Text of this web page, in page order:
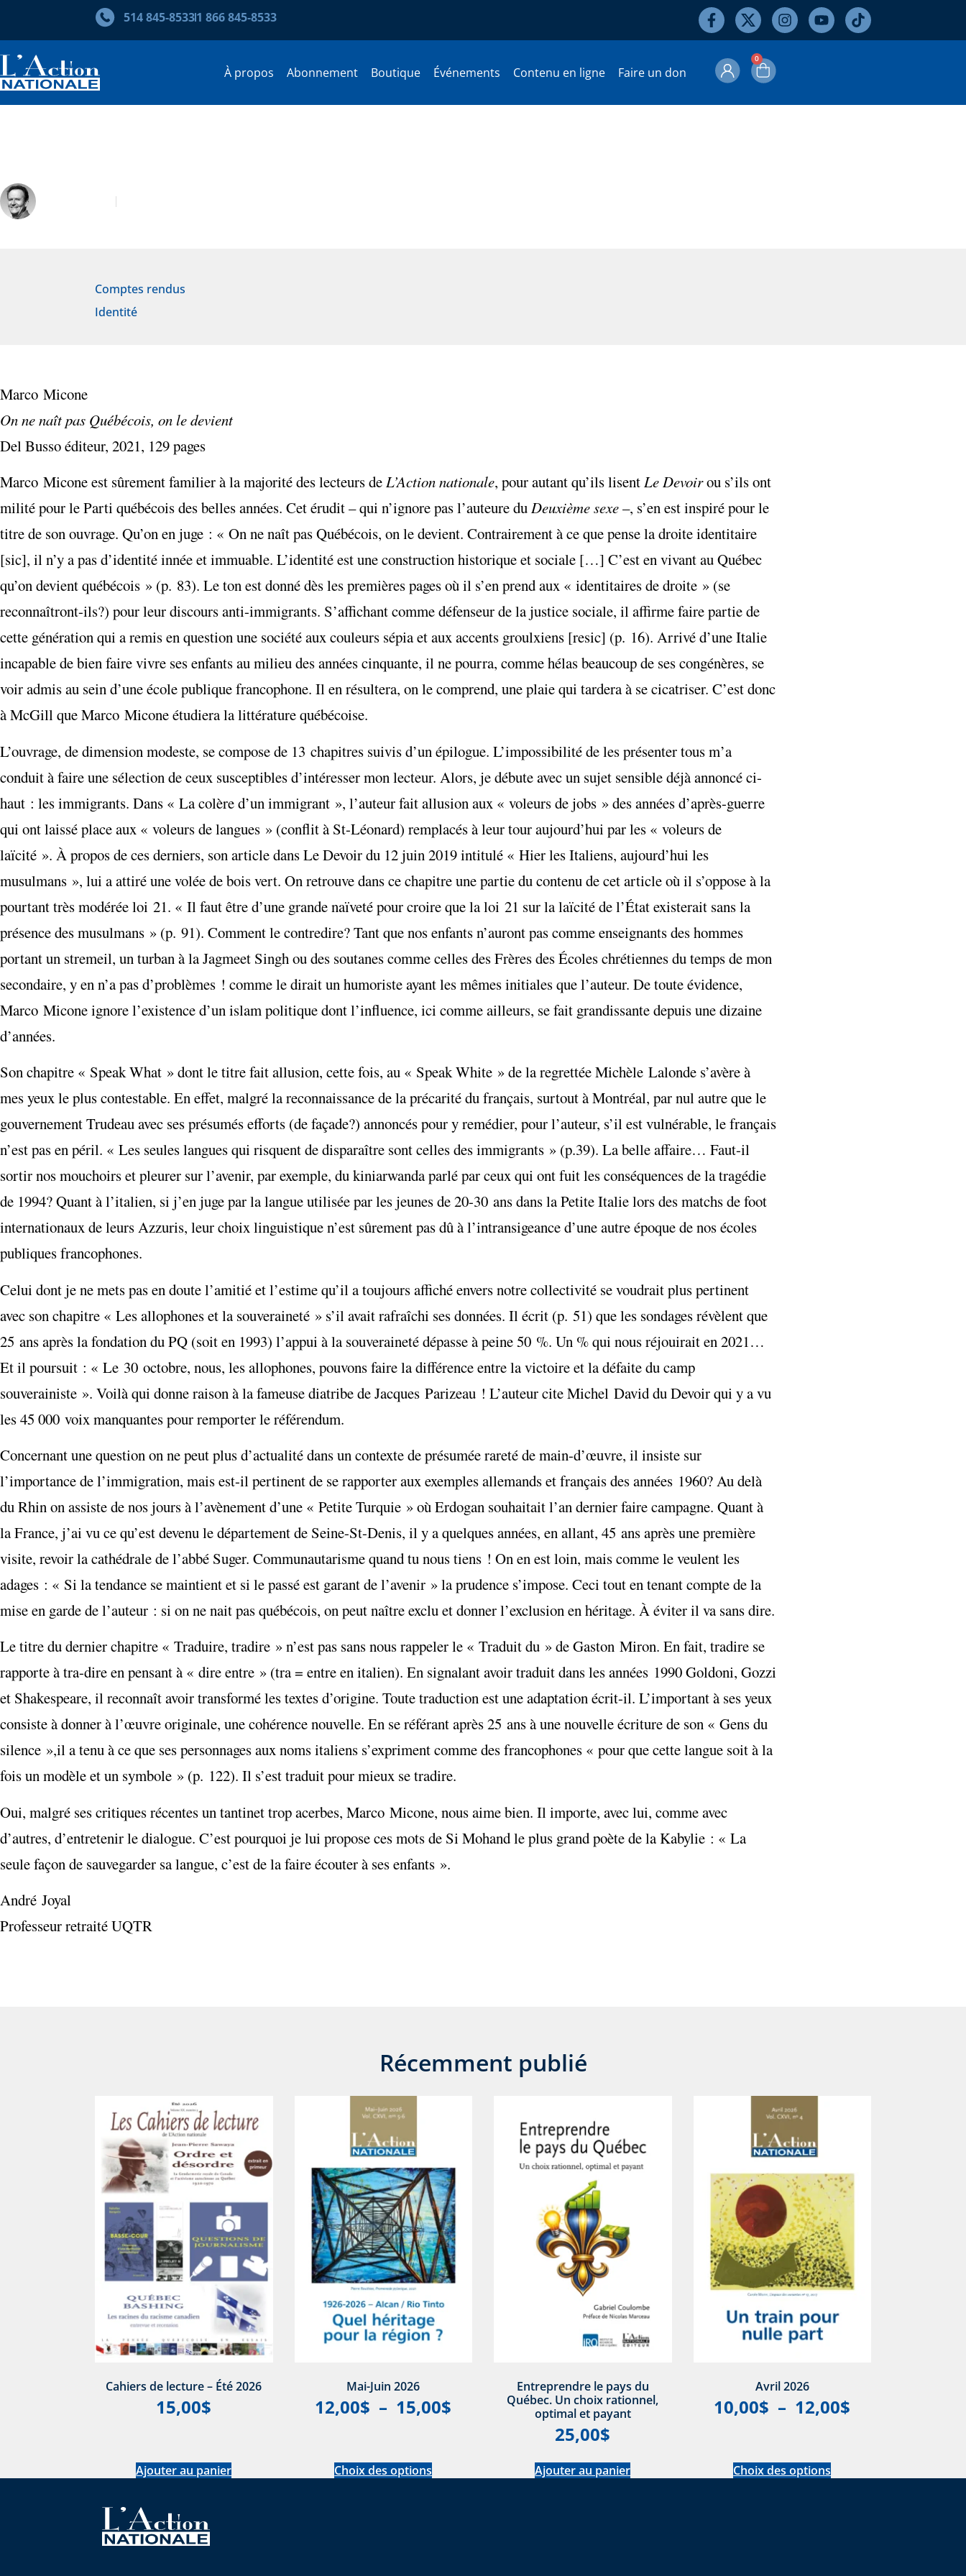
514 845‑85331 866 845‑8533
À propos Abonnement Boutique Événements Contenu en ligne Faire un don
0
Comptes rendus
Identité
Marco Micone
On ne naît pas Québécois, on le devient
Del Busso éditeur, 2021, 129 pages
Marco Micone est sûrement familier à la majorité des lecteurs deL’Action nationale, pour autant qu’ils lisentLe Devoirou s’ils ont
milité pour le Parti québécois des belles années. Cet érudit – qui n’ignore pas l’auteure duDeuxième sexe–, s’en est inspiré pour le
titre de son ouvrage. Qu’on en juge : « On ne naît pas Québécois, on le devient. Contrairement à ce que pense la droite identitaire
[sic], il n’y a pas d’identité innée et immuable. L’identité est une construction historique et sociale […] C’est en vivant au Québec
qu’on devient québécois » (p. 83). Le ton est donné dès les premières pages où il s’en prend aux « identitaires de droite » (se
reconnaîtront-ils?) pour leur discours anti-immigrants. S’affichant comme défenseur de la justice sociale, il affirme faire partie de
cette génération qui a remis en question une société aux couleurs sépia et aux accents groulxiens [resic] (p. 16). Arrivé d’une Italie
incapable de bien faire vivre ses enfants au milieu des années cinquante, il ne pourra, comme hélas beaucoup de ses congénères, se
voir admis au sein d’une école publique francophone. Il en résultera, on le comprend, une plaie qui tardera à se cicatriser. C’est donc
à McGill que Marco Micone étudiera la littérature québécoise.
L’ouvrage, de dimension modeste, se compose de 13 chapitres suivis d’un épilogue. L’impossibilité de les présenter tous m’a
conduit à faire une sélection de ceux susceptibles d’intéresser mon lecteur. Alors, je débute avec un sujet sensible déjà annoncé ci-
haut : les immigrants. Dans « La colère d’un immigrant », l’auteur fait allusion aux « voleurs de jobs » des années d’après-guerre
qui ont laissé place aux « voleurs de langues » (conflit à St-Léonard) remplacés à leur tour aujourd’hui par les « voleurs de
laïcité ». À propos de ces derniers, son article dans Le Devoir du 12 juin 2019 intitulé « Hier les Italiens, aujourd’hui les
musulmans », lui a attiré une volée de bois vert. On retrouve dans ce chapitre une partie du contenu de cet article où il s’oppose à la
pourtant très modérée loi 21. « Ilfaut être d’une grande naïveté pour croire que la loi 21 sur la laïcité de l’État existerait sans la
présence des musulmans » (p. 91). Comment le contredire? Tant que nos enfants n’auront pas comme enseignants des hommes
portant un stremeil, un turban à la Jagmeet Singh ou des soutanes comme celles des Frères des Écoles chrétiennes du temps de mon
secondaire, y en n’a pas d’problèmes ! comme le dirait un humoriste ayant les mêmes initiales que l’auteur. De toute évidence,
Marco Micone ignore l’existence d’un islam politique dont l’influence, ici comme ailleurs, se fait grandissante depuis une dizaine
d’années.
Son chapitre « Speak What » dont le titre fait allusion, cette fois, au « Speak White » de la regrettée Michèle Lalonde s’avère à
mes yeux le plus contestable. En effet, malgré la reconnaissance de la précarité du français, surtout à Montréal, par nul autre que le
gouvernement Trudeau avec ses présumés efforts (de façade?) annoncés pour y remédier, pour l’auteur, s’il est vulnérable, le français
n’est pas en péril. « Les seules langues qui risquent de disparaître sont celles des immigrants » (p.39). La belle affaire… Faut-il
sortir nos mouchoirs et pleurer sur l’avenir, par exemple, du kiniarwanda parlé par ceux qui ont fuit les conséquences de la tragédie
de 1994? Quant à l’italien, si j’en juge par la langue utilisée par les jeunes de 20-30 ans dans la Petite Italie lors des matchs de foot
internationaux de leurs Azzuris, leur choix linguistique n’est sûrement pas dû à l’intransigeance d’une autre époque de nos écoles
publiques francophones.
Celui dont je ne mets pas en doute l’amitié et l’estime qu’il a toujours affiché envers notre collectivité se voudrait plus pertinent
avec son chapitre « Les allophones et la souveraineté » s’il avait rafraîchi ses données. Il écrit (p. 51) que les sondages révèlent que
25 ans après la fondation du PQ (soit en 1993) l’appui à la souveraineté dépasse à peine 50 %. Un % qui nous réjouirait en 2021…
Et il poursuit : « Le 30 octobre, nous, les allophones, pouvons faire la différence entre la victoire et la défaite du camp
souverainiste ». Voilà qui donne raison à la fameuse diatribe de Jacques Parizeau ! L’auteur cite Michel David du Devoir qui y a vu
les 45 000 voix manquantes pour remporter le référendum.
Concernant une question on ne peut plus d’actualité dans un contexte de présumée rareté de main-d’œuvre, il insiste sur
l’importance de l’immigration, mais est-il pertinent de se rapporter aux exemples allemands et français des années 1960? Au delà
du Rhin on assiste de nos jours à l’avènement d’une « Petite Turquie » où Erdogan souhaitait l’an dernier faire campagne. Quant à
la France, j’ai vu ce qu’est devenu le département de Seine-St-Denis, il y a quelques années, en allant, 45 ans après une première
visite, revoir la cathédrale de l’abbé Suger. Communautarisme quand tu nous tiens ! On en est loin, mais comme le veulent les
adages : « Si la tendance se maintient et si le passé est garant de l’avenir » la prudence s’impose. Ceci tout en tenant compte de la
mise en garde de l’auteur : si on ne nait pas québécois, on peut naître exclu et donner l’exclusion en héritage. À éviter il va sans dire.
Le titre du dernier chapitre « Traduire, tradire » n’est pas sans nous rappeler le « Traduit du » de Gaston Miron. En fait, tradire se
rapporte à tra-dire en pensant à « dire entre » (tra = entre en italien). En signalant avoir traduit dans les années 1990 Goldoni, Gozzi
et Shakespeare, il reconnaît avoir transformé les textes d’origine. Toute traduction est une adaptation écrit-il. L’important à ses yeux
consiste à donner à l’œuvre originale, une cohérence nouvelle. En se référant après 25 ans à une nouvelle écriture de son « Gens du
silence »,il a tenuà ce que ses personnages aux noms italiens s’expriment comme des francophones « pour que cette langue soit à la
fois un modèle et un symbole » (p. 122). Il s’est traduit pour mieux se tradire.
Oui, malgré ses critiques récentes un tantinet trop acerbes, Marco Micone, nous aime bien. Il importe, avec lui, comme avec
d’autres, d’entretenir le dialogue. C’est pourquoi je lui propose ces mots de Si Mohand le plus grand poète de la Kabylie : « La
seule façon de sauvegarder sa langue, c’est de la faire écouter à ses enfants ».
André Joyal
Professeur retraité UQTR
Récemment publié
Cahiers de lecture – Été 2026
15,00$
Ajouter au panier
Mai-Juin 2026
12,00$ – 15,00$
Choix des options
Entreprendre le pays du
Québec. Un choix rationnel,
optimal et payant
25,00$
Ajouter au panier
Avril 2026
10,00$ – 12,00$
Choix des options